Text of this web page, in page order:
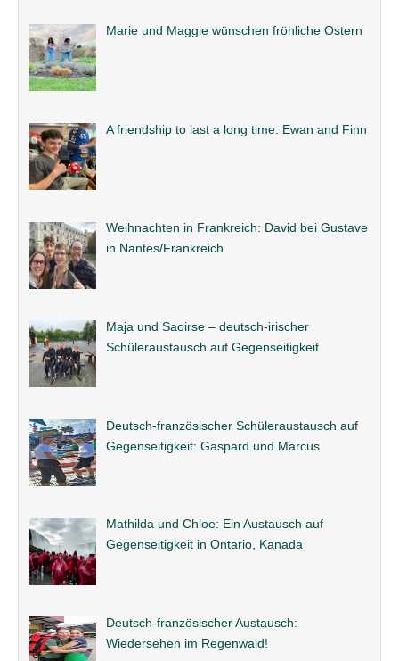
Marie und Maggie wünschen fröhliche Ostern
A friendship to last a long time: Ewan and Finn
Weihnachten in Frankreich: David bei Gustave
in Nantes/Frankreich
Maja und Saoirse – deutsch-irischer
Schüleraustausch auf Gegenseitigkeit
Deutsch-französischer Schüleraustausch auf
Gegenseitigkeit: Gaspard und Marcus
Mathilda und Chloe: Ein Austausch auf
Gegenseitigkeit in Ontario, Kanada
Deutsch-französischer Austausch:
Wiedersehen im Regenwald!